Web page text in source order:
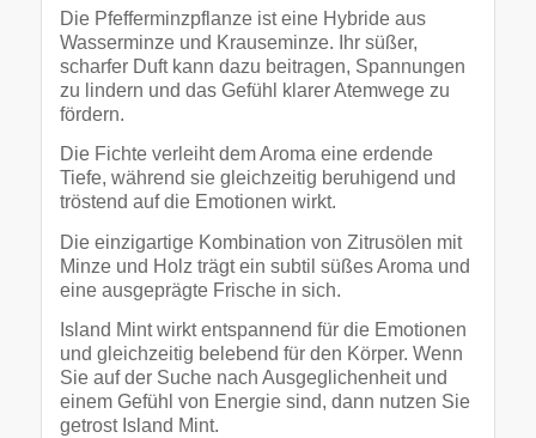
Die Pfefferminzpflanze ist eine Hybride aus
Wasserminze und Krauseminze. Ihr süßer,
scharfer Duft kann dazu beitragen, Spannungen
zu lindern und das Gefühl klarer Atemwege zu
fördern.
Die Fichte verleiht dem Aroma eine erdende
Tiefe, während sie gleichzeitig beruhigend und
tröstend auf die Emotionen wirkt.
Die einzigartige Kombination von Zitrusölen mit
Minze und Holz trägt ein subtil süßes Aroma und
eine ausgeprägte Frische in sich.
Island Mint wirkt entspannend für die Emotionen
und gleichzeitig belebend für den Körper. Wenn
Sie auf der Suche nach Ausgeglichenheit und
einem Gefühl von Energie sind, dann nutzen Sie
getrost Island Mint.